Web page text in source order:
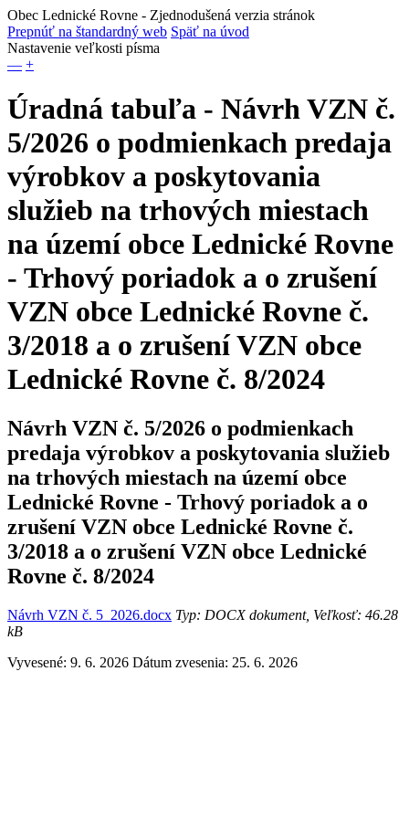
Obec Lednické Rovne - Zjednodušená verzia stránok
Prepnúť na štandardný web Späť na úvod
Nastavenie veľkosti písma
— +
Úradná tabuľa - Návrh VZN č.
5/2026 o podmienkach predaja
výrobkov a poskytovania
služieb na trhových miestach
na území obce Lednické Rovne
- Trhový poriadok a o zrušení
VZN obce Lednické Rovne č.
3/2018 a o zrušení VZN obce
Lednické Rovne č. 8/2024
Návrh VZN č. 5/2026 o podmienkach
predaja výrobkov a poskytovania služieb
na trhových miestach na území obce
Lednické Rovne - Trhový poriadok a o
zrušení VZN obce Lednické Rovne č.
3/2018 a o zrušení VZN obce Lednické
Rovne č. 8/2024
Návrh VZN č. 5_2026.docx Typ: DOCX dokument, Veľkosť: 46.28
kB
Vyvesené: 9. 6. 2026 Dátum zvesenia: 25. 6. 2026